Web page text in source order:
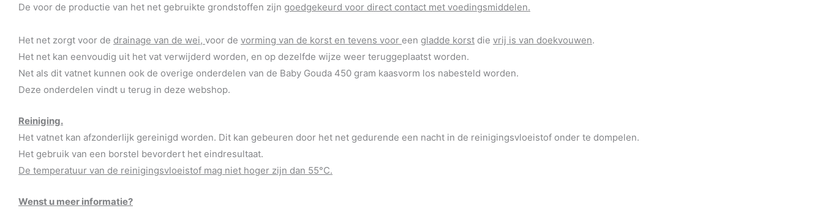
De voor de productie van het net gebruikte grondstoffen zijn goedgekeurd voor direct contact met voedingsmiddelen.
Het net zorgt voor de drainage van de wei, voor de vorming van de korst en tevens voor een gladde korst die vrij is van doekvouwen.
Het net kan eenvoudig uit het vat verwijderd worden, en op dezelfde wijze weer teruggeplaatst worden.
Net als dit vatnet kunnen ook de overige onderdelen van de Baby Gouda 450 gram kaasvorm los nabesteld worden.
Deze onderdelen vindt u terug in deze webshop.
Reiniging.
Het vatnet kan afzonderlijk gereinigd worden. Dit kan gebeuren door het net gedurende een nacht in de reinigingsvloeistof onder te dompelen.
Het gebruik van een borstel bevordert het eindresultaat.
De temperatuur van de reinigingsvloeistof mag niet hoger zijn dan 55°C.
Wenst u meer informatie?